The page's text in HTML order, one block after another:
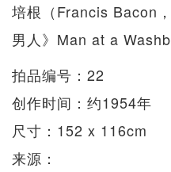
培根（Francis Bacon
男人》Man at a
拍品编号：22
创作时间：约1954年
尺寸：152 x 116cm
来源：